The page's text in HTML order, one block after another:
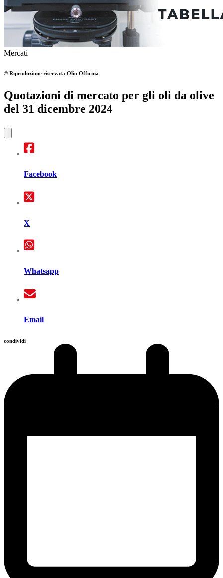
Mercati
© Riproduzione riservata Olio Officina
Quotazioni di mercato per gli oli da olive
del 31 dicembre 2024
Facebook
X
Whatsapp
Email
condividi